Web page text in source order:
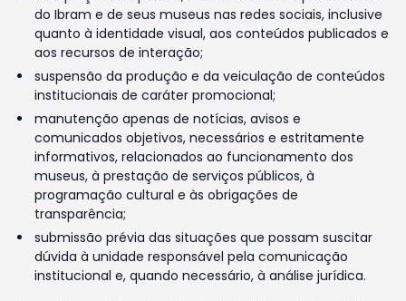
do Ibram e de seus museus nas redes sociais, inclusive
quanto à identidade visual, aos conteúdos publicados e
aos recursos de interação;
suspensão da produção e da veiculação de conteúdos
institucionais de caráter promocional;
manutenção apenas de notícias, avisos e
comunicados objetivos, necessários e estritamente
informativos, relacionados ao funcionamento dos
museus, à prestação de serviços públicos, à
programação cultural e às obrigações de
transparência;
submissão prévia das situações que possam suscitar
dúvida à unidade responsável pela comunicação
institucional e, quando necessário, à análise jurídica.